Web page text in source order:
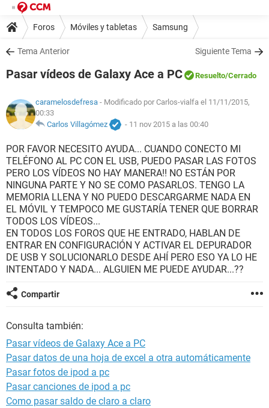
Foros Móviles y tabletas Samsung
Tema Anterior Siguiente Tema
Pasar vídeos de Galaxy Ace a PC Resuelto/Cerrado
caramelosdefresa - Modificado por Carlos-vialfa el 11/11/2015,
00:33
Carlos Villagómez
- 11 nov 2015 a las 00:40
POR FAVOR NECESITO AYUDA... CUANDO CONECTO MI
TELÉFONO AL PC CON EL USB, PUEDO PASAR LAS FOTOS
PERO LOS VÍDEOS NO HAY MANERA!! NO ESTÁN POR
NINGUNA PARTE Y NO SE COMO PASARLOS. TENGO LA
MEMORIA LLENA Y NO PUEDO DESCARGARME NADA EN
EL MÓVIL Y TEMPOCO ME GUSTARÍA TENER QUE BORRAR
TODOS LOS VÍDEOS...
EN TODOS LOS FOROS QUE HE ENTRADO, HABLAN DE
ENTRAR EN CONFIGURACIÓN Y ACTIVAR EL DEPURADOR
DE USB Y SOLUCIONARLO DESDE AHÍ PERO ESO YA LO HE
INTENTADO Y NADA... ALGUIEN ME PUEDE AYUDAR...??
Compartir
Consulta también:
Pasar vídeos de Galaxy Ace a PC
Pasar datos de una hoja de excel a otra automáticamente
Pasar fotos de ipod a pc
Pasar canciones de ipod a pc
Como pasar saldo de claro a claro